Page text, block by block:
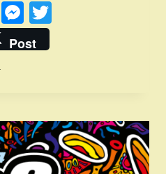
CopyMessenger
Post